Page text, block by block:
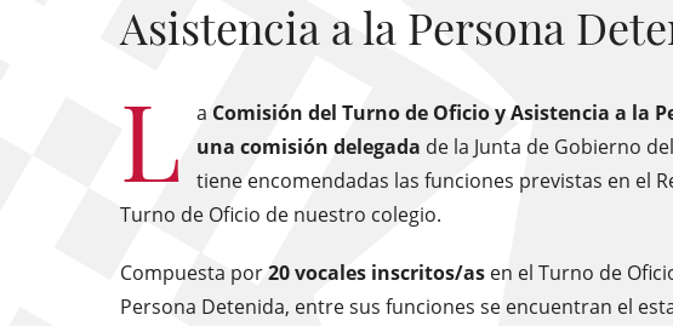
Asistencia a la Persona
L a Comisión del Turno de Oficio y Asistencia a la
una comisión delegada de la Junta de Gobierno
tiene encomendadas las funciones previstas en el
Turno de Oficio de nuestro colegio.
Compuesta por20 vocales inscritos/as en el Turno de
Persona Detenida, entre sus funciones se encuentran el